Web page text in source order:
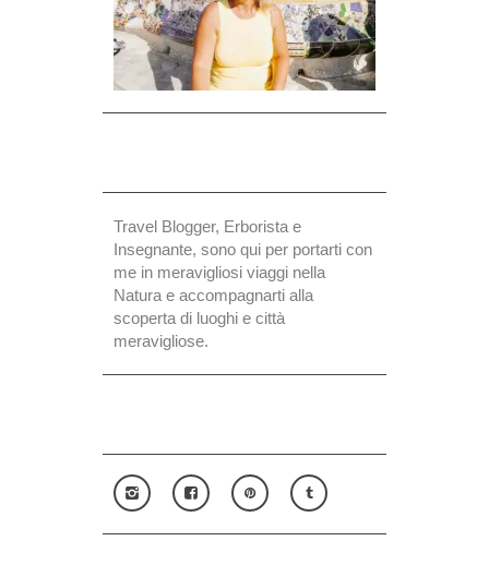
Travel Blogger, Erborista e
Insegnante, sono qui per portarti con
me in meravigliosi viaggi nella
Natura e accompagnarti alla
scoperta di luoghi e città
meravigliose.